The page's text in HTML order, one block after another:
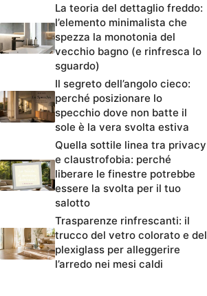
La teoria del dettaglio freddo:
l’elemento minimalista che
spezza la monotonia del
vecchio bagno (e rinfresca lo
sguardo)
Il segreto dell’angolo cieco:
perché posizionare lo
specchio dove non batte il
sole è la vera svolta estiva
Quella sottile linea tra privacy
e claustrofobia: perché
liberare le finestre potrebbe
essere la svolta per il tuo
salotto
Trasparenze rinfrescanti: il
trucco del vetro colorato e del
plexiglass per alleggerire
l’arredo nei mesi caldi